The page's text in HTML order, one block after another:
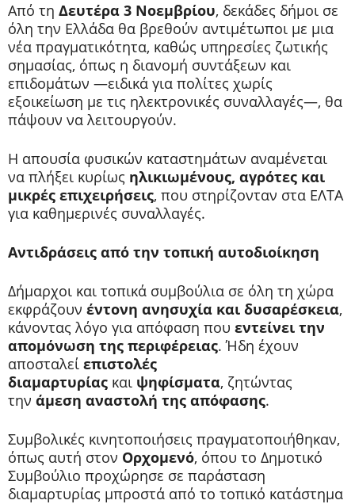
Από τη Δευτέρα 3 Νοεμβρίου, δεκάδες δήμοι σε
όλη την Ελλάδα θα βρεθούν αντιμέτωποι με μια
νέα πραγματικότητα, καθώς υπηρεσίες ζωτικής
σημασίας, όπως η διανομή συντάξεων και
επιδομάτων —ειδικά για πολίτες χωρίς
εξοικείωση με τις ηλεκτρονικές συναλλαγές—, θα
πάψουν να λειτουργούν.
Η απουσία φυσικών καταστημάτων αναμένεται
να πλήξει κυρίως ηλικιωμένους, αγρότες και
μικρές επιχειρήσεις, που στηρίζονταν στα ΕΛΤΑ
για καθημερινές συναλλαγές.
Αντιδράσεις από την τοπική αυτοδιοίκηση
Δήμαρχοι και τοπικά συμβούλια σε όλη τη χώρα
εκφράζουν έντονη ανησυχία και δυσαρέσκεια,
κάνοντας λόγο για απόφαση που εντείνει την
απομόνωση της περιφέρειας. Ήδη έχουν
αποσταλεί επιστολές
διαμαρτυρίας και ψηφίσματα, ζητώντας
την άμεση αναστολή της απόφασης.
Συμβολικές κινητοποιήσεις πραγματοποιήθηκαν,
όπως αυτή στον Ορχομενό, όπου το Δημοτικό
Συμβούλιο προχώρησε σε παράσταση
διαμαρτυρίας μπροστά από το τοπικό κατάστημα